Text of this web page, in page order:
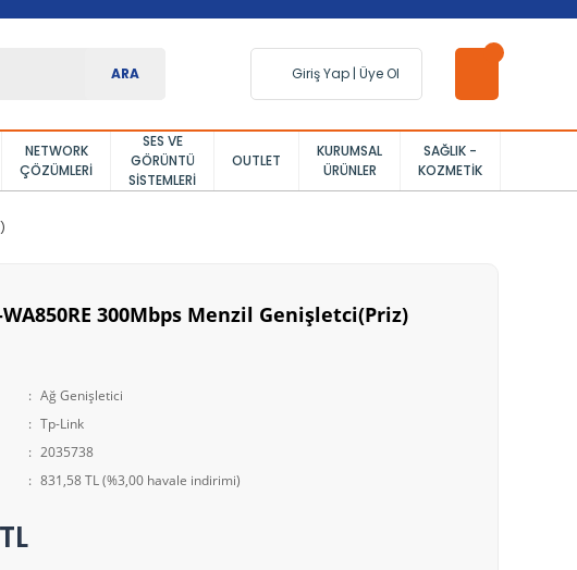
ARA Giriş Yap | Üye Ol
NETWORK
ÇÖZÜMLERI
SES VE
GÖRÜNTÜ
SISTEMLERI
OUTLET
KURUMSAL
ÜRÜNLER
SAĞLIK -
KOZMETIK
300Mbps Menzil Genişletci(Priz)
Ağ Genişletici
Tp-Link
2035738
831,58 TL (%3,00 havale indirimi)